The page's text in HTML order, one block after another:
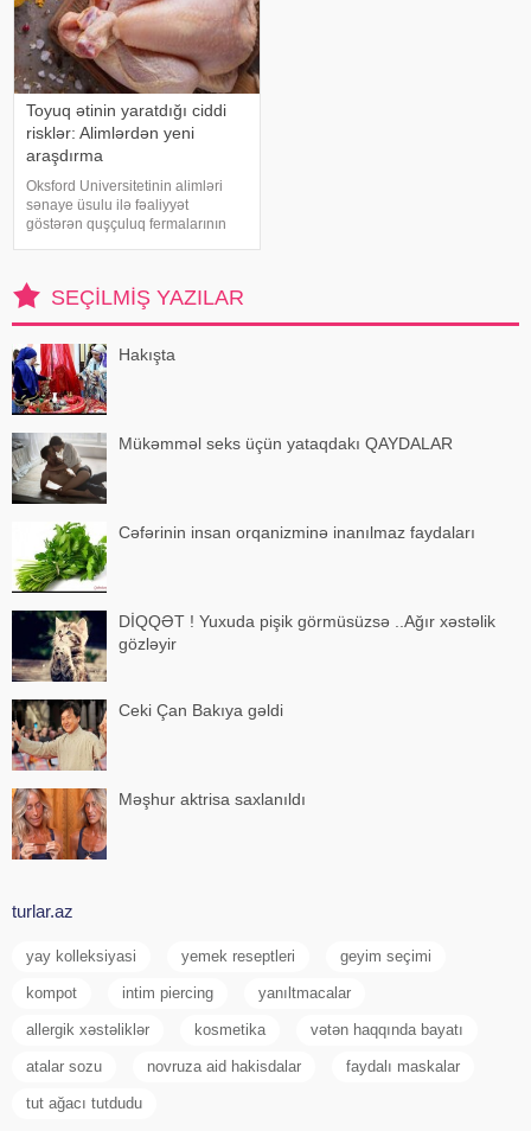
Toyuq ətinin yaratdığı ciddi
risklər: Alimlərdən yeni
araşdırma
Oksford Universitetinin alimləri
sənaye üsulu ilə fəaliyyət
göstərən quşçuluq fermalarının
biləcəyini bildiriblər. xəbər verir ki,
araşdırma zamanı son 45 i
SEÇILMIŞ YAZILAR
Hakışta
Mükəmməl seks üçün yataqdakı QAYDALAR
Cəfərinin insan orqanizminə inanılmaz faydaları
DİQQƏT ! Yuxuda pişik görmüsüzsə ..Ağır xəstəlik
gözləyir
Ceki Çan Bakıya gəldi
Məşhur aktrisa saxlanıldı
turlar.az
yay kolleksiyasi yemek reseptleri geyim seçimi
kompot intim piercing yanıltmacalar
allergik xəstəliklər kosmetika vətən haqqında bayatı
atalar sozu novruza aid hakisdalar faydalı maskalar
tut ağacı tutdudu